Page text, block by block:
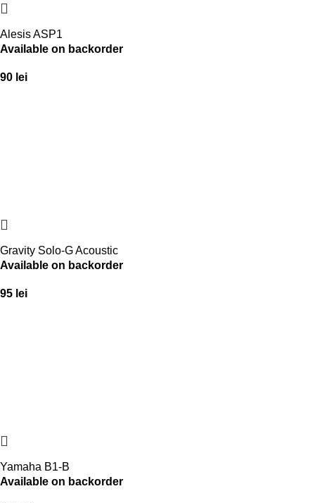
Alesis ASP1
Available on backorder
90 lei
Gravity Solo-G Acoustic
Available on backorder
95 lei
Yamaha B1-B
Available on backorder